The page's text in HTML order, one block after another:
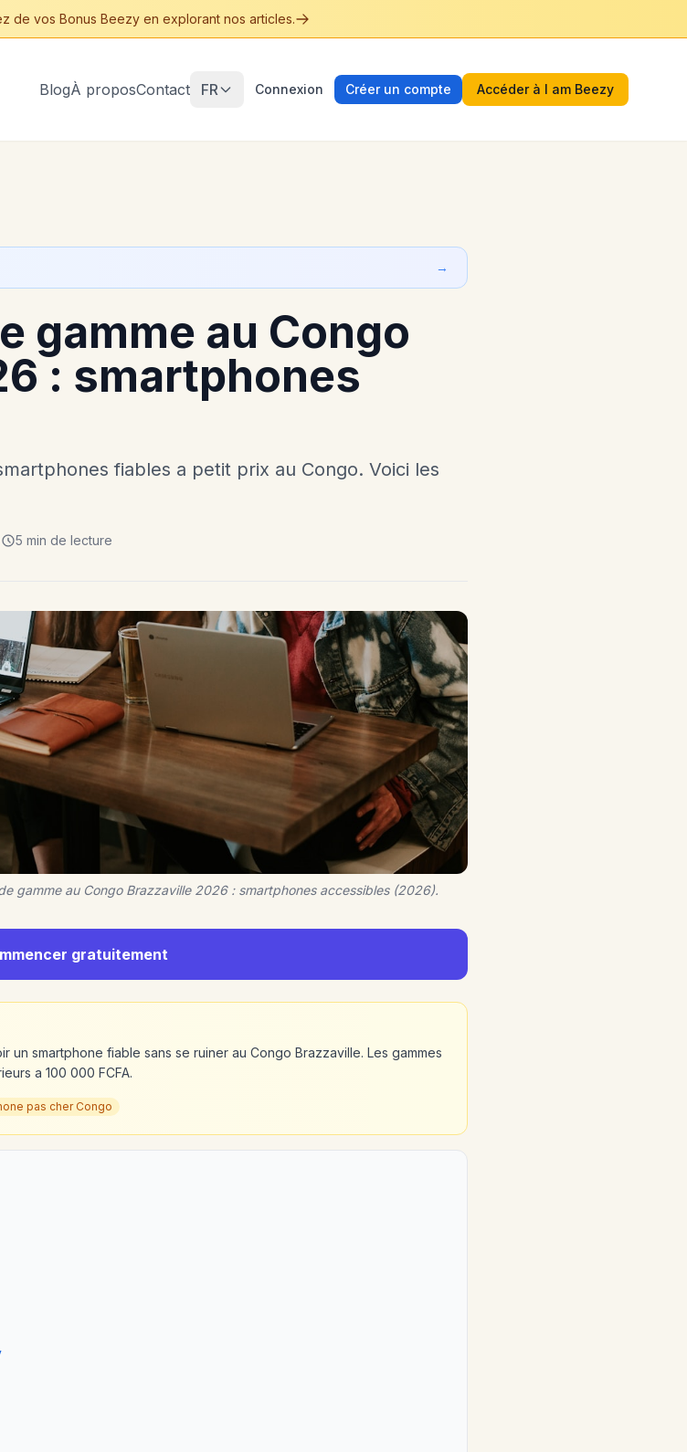
de vos Bonus Beezy en explorant nos articles.
BlogÀ proposContact FR Connexion Créer un compte Accéder à I am Beezy
→
gamme au Congo
: smartphones
fiables a petit prix au Congo. Voici les
5 min de lecture
gamme au Congo Brazzaville 2026 : smartphones accessibles (2026).
gratuitement
smartphone fiable sans se ruiner au Congo Brazzaville. Les gammes
a 100 000 FCFA.
pas cher Congo